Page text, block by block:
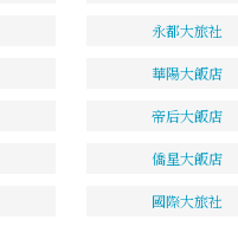
永都大旅社
華陽大飯店
帝后大飯店
僑星大飯店
國際大旅社